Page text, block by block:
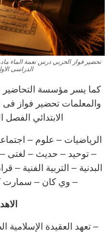
تحضير فواز الحربي درس نعمة الماء
الدراسى الاول 1443
كما يسر مؤسسة التحاضير
والمعلمات تحضير فواز فى
الابتدائي الفصل
الرياضيات – علوم –
– توحيد – حديث – لغتى –
البدنية – التربية الفنية
– وي كان – سمارت
– تعهد العقيدة